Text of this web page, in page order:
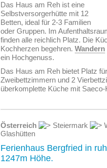
Das Haus am Reh ist eine
Selbstversorgerhütte mit 12
Betten, ideal für 2-3 Familien
oder Gruppen. Im
finden alle reichlich Platz. Die
Kochherzen begehren. Wandern
ein Hochgenuss.
Das Haus am Reh bietet Platz
Zweibettzimmern und 2
überkomplette Küche mit Saeco-
Österreich Steiermark
Glashütten
Ferienhaus Bergfried in
1247m Höhe.